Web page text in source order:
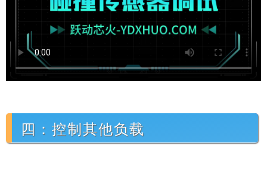
四：控制其他负载